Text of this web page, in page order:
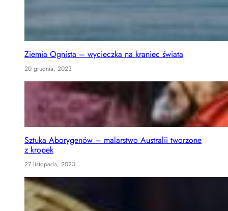
Ziemia Ognista – wycieczka na kraniec świata
20 grudnia, 2023
Sztuka Aborygenów – malarstwo Australii tworzone
z kropek
27 listopada, 2023